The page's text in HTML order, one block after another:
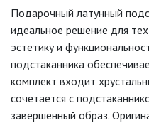
Подарочный латунный
идеальное решение для
эстетику и
подстаканника
комплект входит
сочетается с
завершенный образ.